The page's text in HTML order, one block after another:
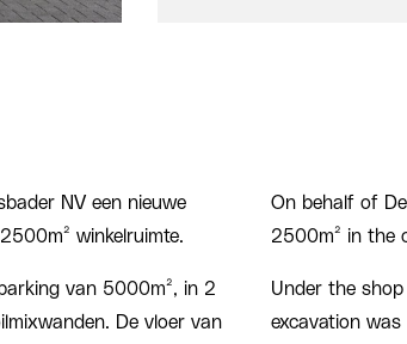
NV een nieuwe
winkelruimte.
van 5000m², in 2
De vloer van
On behalf of
2500m² in the
Under the
excavation